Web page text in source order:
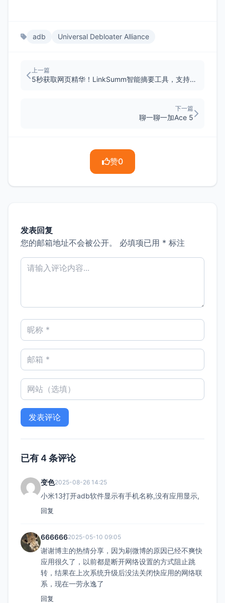
adb Universal Debloater Alliance
上一篇
5秒获取网页精华！LinkSumm智能摘要工具，支持Docker部署
下一篇
聊一聊一加Ace 5
赞0
发表回复
您的邮箱地址不会被公开。
必填项已用 * 标注
已有 4 条评论
变色2025-08-26 14:25
小米13打开adb软件显示有手机名称,没有应用显示,
回复
6666662025-05-10 09:05
谢谢博主的热情分享，因为刷微博的原因已经不爽快
应用很久了，以前都是断开网络设置的方式阻止跳
转，结果在上次系统升级后没法关闭快应用的网络联
系，现在一劳永逸了
回复